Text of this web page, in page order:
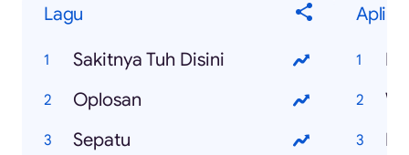
Lagu
Sakitnya Tuh Disini
Oplosan
Sepatu